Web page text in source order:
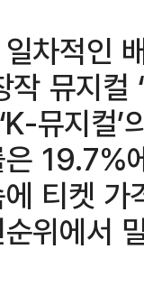
차적인
뮤지컬
뮤지컬
은
티켓
위에서